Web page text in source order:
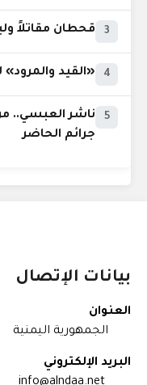
3 قحطان مقاتلاً
4 «القيد
5
ناشر العبسي..
جرائم الحاضر
بيانات الإتصال
العنوان
الجمهورية اليمنية
البريد الإلكتروني